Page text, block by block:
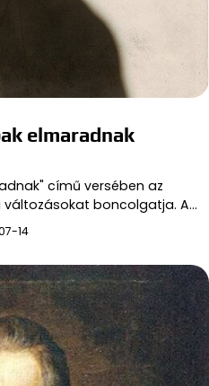
elmaradnak
című versében az
boncolgatja. A…
14